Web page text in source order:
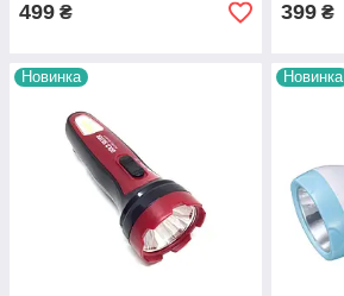
499 ₴ 399 ₴
Новинка Новинка